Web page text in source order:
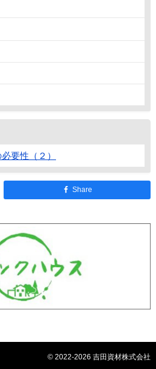
要性（２）
Share
© 2022-2026 吉田資材株式会社